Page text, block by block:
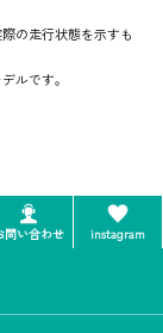
の走行状態を示すも
ルです。
問い合わせ instagram